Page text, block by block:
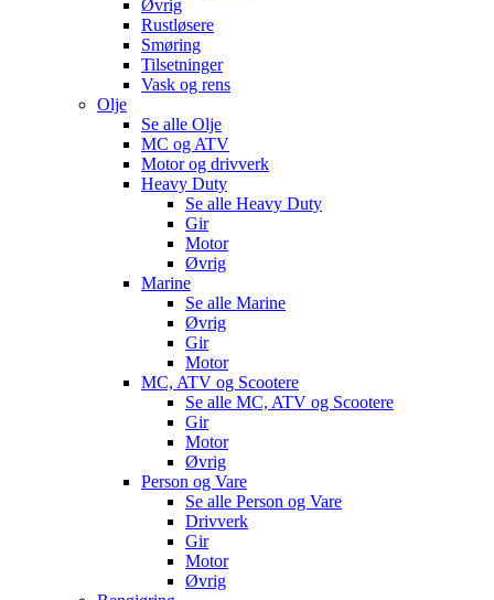
Øvrig
Rustløsere
Smøring
Tilsetninger
Vask og rens
Olje
Se alle Olje
MC og ATV
Motor og drivverk
Heavy Duty
Se alle Heavy Duty
Gir
Motor
Øvrig
Marine
Se alle Marine
Øvrig
Gir
Motor
MC, ATV og Scootere
Se alle MC, ATV og Scootere
Gir
Motor
Øvrig
Person og Vare
Se alle Person og Vare
Drivverk
Gir
Motor
Øvrig